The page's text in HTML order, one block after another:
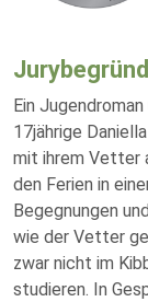
Ein
17jährige
mit ihrem Vetter
den Ferien in
Begegnungen
wie der Vetter
zwar nicht im
studieren. In